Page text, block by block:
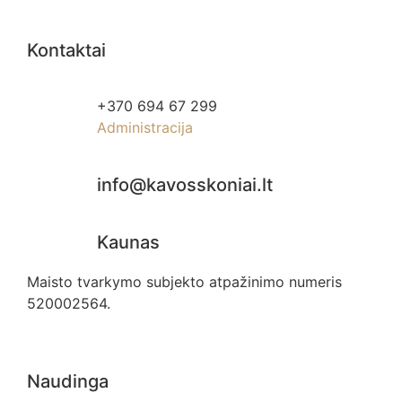
Kontaktai
+370 694 67 299
Administracija
info@kavosskoniai.lt
Kaunas
Maisto tvarkymo subjekto atpažinimo numeris
520002564.
Naudinga